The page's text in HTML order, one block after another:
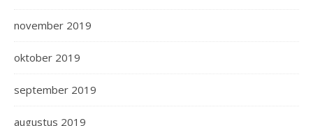
november 2019
oktober 2019
september 2019
augustus 2019